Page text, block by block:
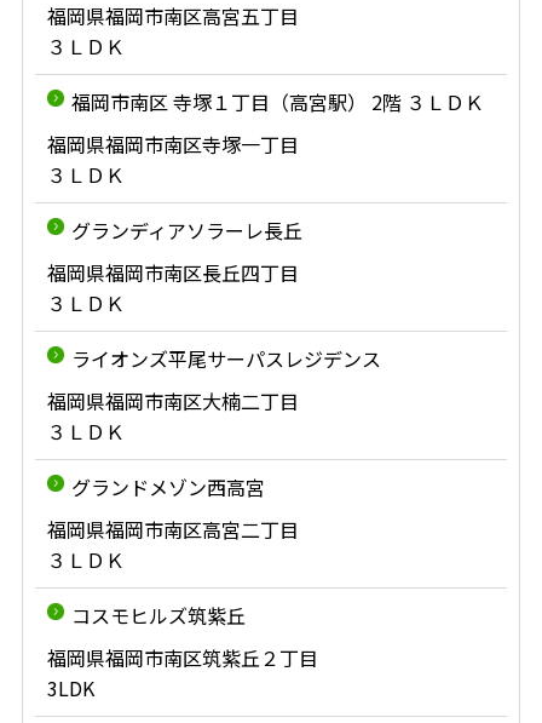
福岡県福岡市南区高宮五丁目
３ＬＤＫ
福岡市南区 寺塚１丁目（高宮駅） 2階 ３ＬＤＫ
福岡県福岡市南区寺塚一丁目
３ＬＤＫ
グランディアソラーレ長丘
福岡県福岡市南区長丘四丁目
３ＬＤＫ
ライオンズ平尾サーパスレジデンス
福岡県福岡市南区大楠二丁目
３ＬＤＫ
グランドメゾン西高宮
福岡県福岡市南区高宮二丁目
３ＬＤＫ
コスモヒルズ筑紫丘
福岡県福岡市南区筑紫丘２丁目
3LDK